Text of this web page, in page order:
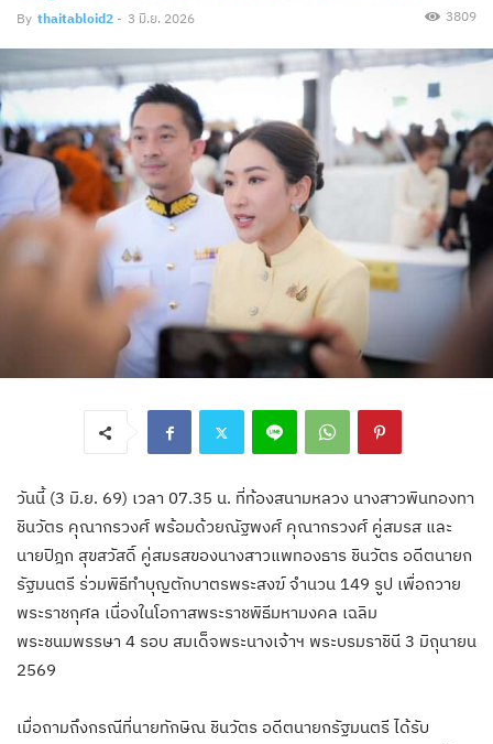
By thaitabloid2 - 3 มิ.ย. 2026 3809
วันนี้ (3 มิ.ย. 69) เวลา 07.35 น. ที่ท้องสนามหลวง นางสาวพินทองทา
ชินวัตร คุณากรวงศ์ พร้อมด้วยณัฐพงศ์ คุณากรวงศ์ คู่สมรส และ
นายปิฎก สุขสวัสดิ์ คู่สมรสของนางสาวแพทองธาร ชินวัตร อดีตนายก
รัฐมนตรี ร่วมพิธีทำบุญตักบาตรพระสงฆ์ จำนวน 149 รูป เพื่อถวาย
พระราชกุศล เนื่องในโอกาสพระราชพิธีมหามงคล เฉลิม
พระชนมพรรษา 4 รอบ สมเด็จพระนางเจ้าฯ พระบรมราชินี 3 มิถุนายน
2569
เมื่อถามถึงกรณีที่นายทักษิณ ชินวัตร อดีตนายกรัฐมนตรี ได้รับ